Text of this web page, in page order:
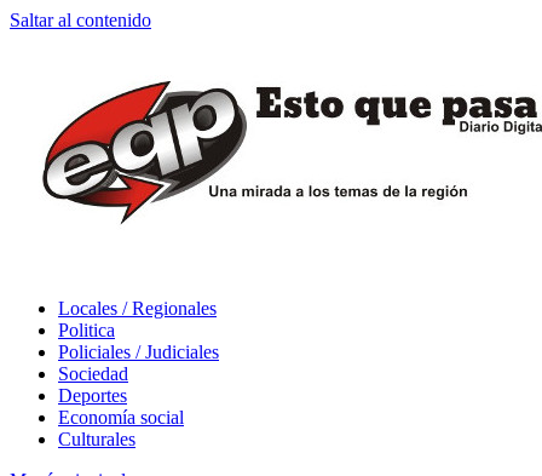
Saltar al contenido
Locales / Regionales
Politica
Policiales / Judiciales
Sociedad
Deportes
Economía social
Culturales